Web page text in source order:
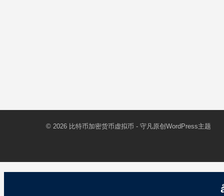
© 2026 比特币加密货币虚拟币 - 守凡原创 WordPress主题